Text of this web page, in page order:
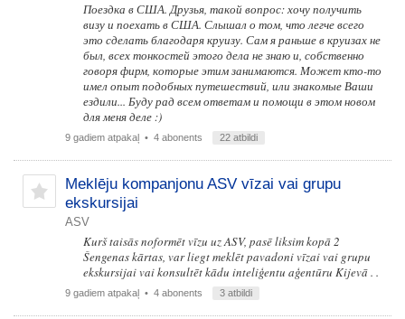
Поездка в США. Друзья, такой вопрос: хочу получить
визу и поехать в США. Слышал о том, что легче всего
это сделать благодаря круизу. Сам я раньше в круизах не
был, всех тонкостей этого дела не знаю и, собственно
говоря фирм, которые этим занимаются. Может кто-то
имел опыт подобных путешествий, или знакомые Ваши
ездили... Буду рад всем ответам и помощи в этом новом
для меня деле :)
9 gadiem atpakaļ • 4 abonents 22 atbildi
Meklēju kompanjonu ASV vīzai vai grupu
ekskursijai
ASV
Kurš taisās noformēt vīzu uz ASV, pasē liksim kopā 2
Šengenas kārtas, var liegt meklēt pavadoni vīzai vai grupu
ekskursijai vai konsultēt kādu inteliģentu aģentūru Kijevā . .
9 gadiem atpakaļ • 4 abonents 3 atbildi